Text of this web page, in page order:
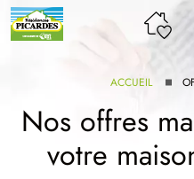
GAMME
ACCUEIL
Nos offres
votre